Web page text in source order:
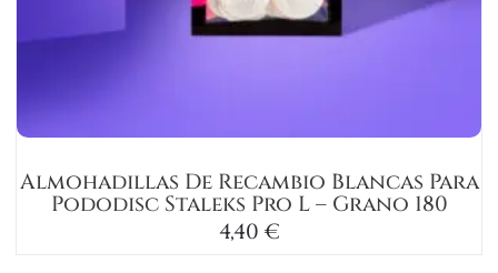
Almohadillas De Recambio Blancas Para
Pododisc Staleks Pro L – Grano 180
4,40€